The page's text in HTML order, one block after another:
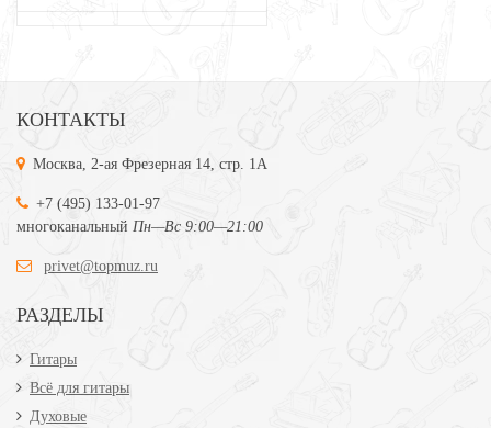
КОНТАКТЫ
Москва, 2-ая Фрезерная 14, стр. 1А
+7 (495) 133-01-97
многоканальный Пн—Вс 9:00—21:00
privet@topmuz.ru
РАЗДЕЛЫ
Гитары
Всё для гитары
Духовые